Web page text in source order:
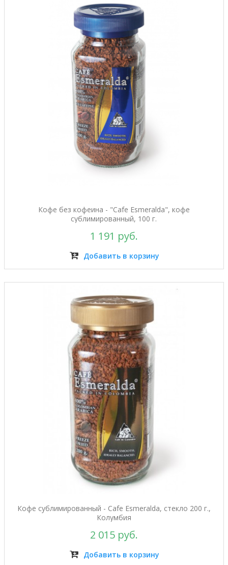
Кофе без кофеина - "Cafe Esmeralda", кофе
сублимированный, 100 г.
1 191 руб.
Добавить в корзину
Кофе сублимированный - Cafe Esmeralda, стекло 200 г.,
Колумбия
2 015 руб.
Добавить в корзину